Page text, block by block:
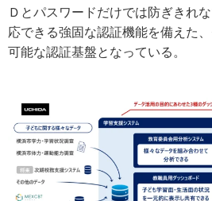
Ｄとパスワードだけでは防ぎきれ
応できる強固な認証機能を備えた
可能な認証基盤となっている。